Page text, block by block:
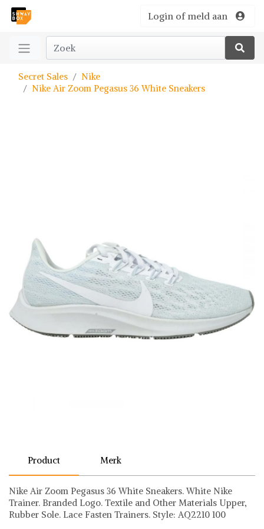
Login of meld aan
Secret Sales
Nike
Nike Air Zoom Pegasus 36 White Sneakers
Product Merk
Nike Air Zoom Pegasus 36 White Sneakers. White Nike
Trainer. Branded Logo. Textile and Other Materials Upper,
Rubber Sole. Lace Fasten Trainers. Style: AQ2210 100